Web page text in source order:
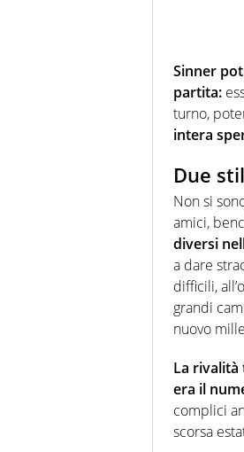
Sinner
partita:
turno,
intera
Due
Non si
amici,
diversi
a dare
difficili,
grandi
nuovo
La rivalità
era il
complici
scorsa